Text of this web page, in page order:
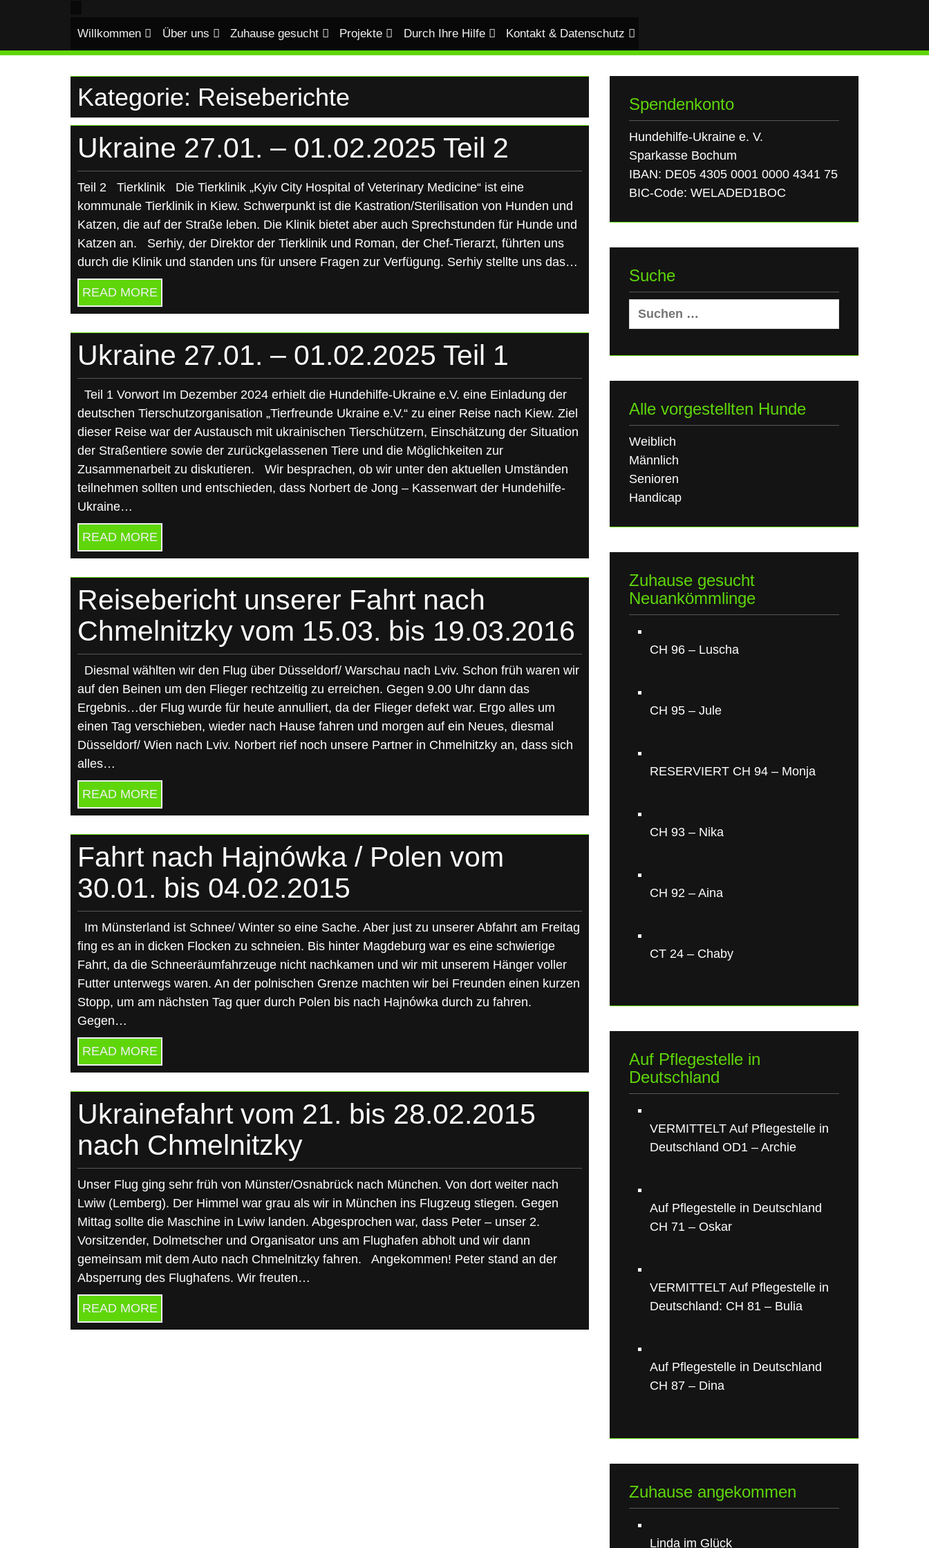
Willkommen Über uns Zuhause gesucht Projekte Durch Ihre Hilfe Kontakt & Datenschutz
Kategorie: Reiseberichte
Ukraine 27.01. – 01.02.2025 Teil 2
Teil 2 Tierklinik Die Tierklinik „Kyiv City Hospital of Veterinary Medicine“ ist eine
kommunale Tierklinik in Kiew. Schwerpunkt ist die Kastration/Sterilisation von Hunden und
Katzen, die auf der Straße leben. Die Klinik bietet aber auch Sprechstunden für Hunde und
Katzen an. Serhiy, der Direktor der Tierklinik und Roman, der Chef-Tierarzt, führten uns
durch die Klinik und standen uns für unsere Fragen zur Verfügung. Serhiy stellte uns das…
READ MORE
Ukraine 27.01. – 01.02.2025 Teil 1
Teil 1 Vorwort Im Dezember 2024 erhielt die Hundehilfe-Ukraine e.V. eine Einladung der
deutschen Tierschutzorganisation „Tierfreunde Ukraine e.V.“ zu einer Reise nach Kiew. Ziel
dieser Reise war der Austausch mit ukrainischen Tierschützern, Einschätzung der Situation
der Straßentiere sowie der zurückgelassenen Tiere und die Möglichkeiten zur
Zusammenarbeit zu diskutieren. Wir besprachen, ob wir unter den aktuellen Umständen
teilnehmen sollten und entschieden, dass Norbert de Jong – Kassenwart der Hundehilfe-
Ukraine…
READ MORE
Reisebericht unserer Fahrt nach
Chmelnitzky vom 15.03. bis 19.03.2016
Diesmal wählten wir den Flug über Düsseldorf/ Warschau nach Lviv. Schon früh waren wir
auf den Beinen um den Flieger rechtzeitig zu erreichen. Gegen 9.00 Uhr dann das
Ergebnis…der Flug wurde für heute annulliert, da der Flieger defekt war. Ergo alles um
einen Tag verschieben, wieder nach Hause fahren und morgen auf ein Neues, diesmal
Düsseldorf/ Wien nach Lviv. Norbert rief noch unsere Partner in Chmelnitzky an, dass sich
alles…
READ MORE
Fahrt nach Hajnówka / Polen vom
30.01. bis 04.02.2015
Im Münsterland ist Schnee/ Winter so eine Sache. Aber just zu unserer Abfahrt am Freitag
fing es an in dicken Flocken zu schneien. Bis hinter Magdeburg war es eine schwierige
Fahrt, da die Schneeräumfahrzeuge nicht nachkamen und wir mit unserem Hänger voller
Futter unterwegs waren. An der polnischen Grenze machten wir bei Freunden einen kurzen
Stopp, um am nächsten Tag quer durch Polen bis nach Hajnówka durch zu fahren.
Gegen…
READ MORE
Ukrainefahrt vom 21. bis 28.02.2015
nach Chmelnitzky
Unser Flug ging sehr früh von Münster/Osnabrück nach München. Von dort weiter nach
Lwiw (Lemberg). Der Himmel war grau als wir in München ins Flugzeug stiegen. Gegen
Mittag sollte die Maschine in Lwiw landen. Abgesprochen war, dass Peter – unser 2.
Vorsitzender, Dolmetscher und Organisator uns am Flughafen abholt und wir dann
gemeinsam mit dem Auto nach Chmelnitzky fahren. Angekommen! Peter stand an der
Absperrung des Flughafens. Wir freuten…
READ MORE
Spendenkonto
Hundehilfe-Ukraine e. V.
Sparkasse Bochum
IBAN: DE05 4305 0001 0000 4341 75
BIC-Code: WELADED1BOC
Suche
Suchen
nach:
Alle vorgestellten Hunde
Weiblich
Männlich
Senioren
Handicap
Zuhause gesucht
Neuankömmlinge
CH 96 – Luscha
CH 95 – Jule
RESERVIERT CH 94 – Monja
CH 93 – Nika
CH 92 – Aina
CT 24 – Chaby
Auf Pflegestelle in
Deutschland
VERMITTELT Auf Pflegestelle in
Deutschland OD1 – Archie
Auf Pflegestelle in Deutschland
CH 71 – Oskar
VERMITTELT Auf Pflegestelle in
Deutschland: CH 81 – Bulia
Auf Pflegestelle in Deutschland
CH 87 – Dina
Zuhause angekommen
Linda im Glück